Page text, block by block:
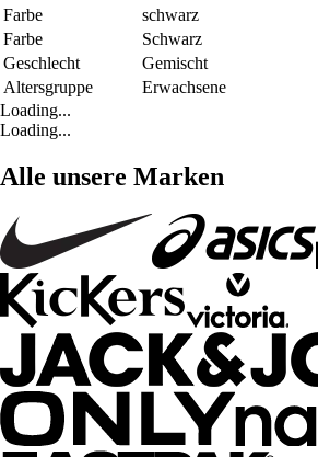
Farbe
schwarz
Farbe
Schwarz
Geschlecht
Gemischt
Altersgruppe
Erwachsene
Loading...
Loading...
Alle unsere Marken